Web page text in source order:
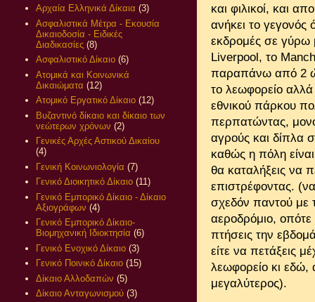
και φιλικοί, και
ανήκει το γεγονός
εκδρομές σε γύρω
Liverpool, το
παραπάνω από 2
το λεωφορείο
εθνικού πάρκου
περπατώντας,
αγρούς και δίπλα
καθώς η πόλη
θα καταλήξεις να
επιστρέφοντας.
σχεδόν παντού με
αεροδρόμιο, οπότε
πτήσεις την
είτε να πετάξεις
λεωφορείο κι εδώ,
μεγαλύτερος).
Αρχαία Ελληνικά Δίκαια (3)
Ασφαλιστικά Μέτρα - Εκουσία
Δικαιοδοσία - Ειδικές
Διαδικασίες (8)
Ασφαλιστικό Δίκαιο (6)
Ατομικά και Κοινωνικά
Δικαιώματα (12)
Ατομικό Εργατικό Δίκαιο (12)
Βυζαντινό δίκαιο και δίκαιο των
νεώτερων χρόνων (2)
Γενικές Αρχές Αστικού Δικαίου
(4)
Γενική Κοινωνιολογία (7)
Γενικό Διοικητικό Δίκαιο (11)
Γενικό Εμπορικό Δίκαιο - Δίκαιο
Αξιογράφων (4)
Γενικό Εμπορικό Δίκαιο-
Βιομηχανική Ιδιοκτησία (6)
Γενικό Ενοχικό Δίκαιο (3)
Γενικό Ποινικό Δίκαιο (15)
Δίκαιο Αλλοδαπών (5)
Δίκαιο Ανταγωνισμού (3)